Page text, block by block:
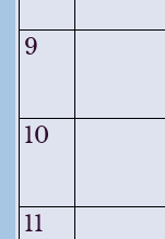
9
10
11